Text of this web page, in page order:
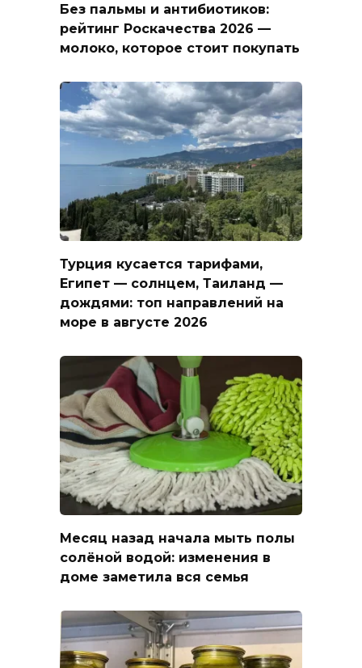
Без пальмы и антибиотиков:
рейтинг Роскачества 2026 —
молоко, которое стоит покупать
Турция кусается тарифами,
Египет — солнцем, Таиланд —
дождями: топ направлений на
море в августе 2026
Месяц назад начала мыть полы
солёной водой: изменения в
доме заметила вся семья